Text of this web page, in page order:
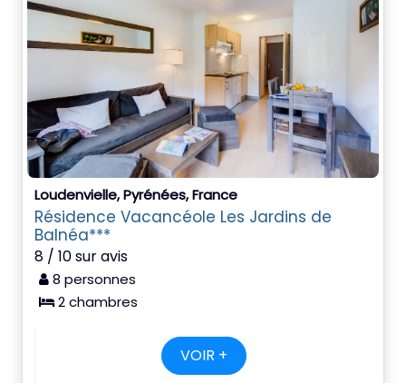
Loudenvielle, Pyrénées, France
Résidence Vacancéole Les Jardins de
Balnéa***
8 / 10 sur avis
8 personnes
2 chambres
VOIR +